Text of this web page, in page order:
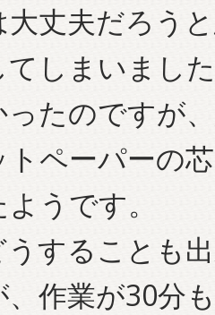
丈夫だろう
しまいまし
たのですが
ペーパーの
うです。
うすることも
作業が30分